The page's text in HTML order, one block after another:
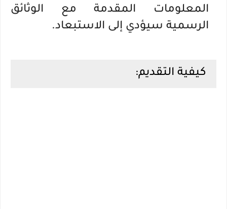
المعلومات المقدمة مع الوثائق
الرسمية سيؤدي إلى الاستبعاد.
كيفية التقديم: